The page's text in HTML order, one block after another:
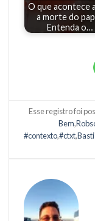
O que acontece
a morte do
Entenda o…
Esse registro foi
Bem,
#contexto,#ctxt,